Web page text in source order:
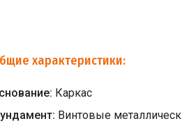
характеристики:
Каркас
Винтовые